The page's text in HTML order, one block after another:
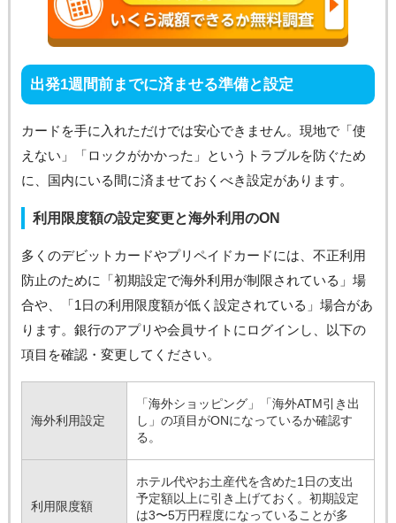
出発1週間前までに済ませる準備と設定
カードを手に入れただけでは安心できません。現地で「使
えない」「ロックがかかった」というトラブルを防ぐため
に、国内にいる間に済ませておくべき設定があります。
利用限度額の設定変更と海外利用のON
多くのデビットカードやプリペイドカードには、不正利用
防止のために「初期設定で海外利用が制限されている」場
合や、「1日の利用限度額が低く設定されている」場合があ
ります。銀行のアプリや会員サイトにログインし、以下の
項目を確認・変更してください。
海外利用設定
「海外ショッピング」「海外ATM引き出
し」の項目がONになっているか確認す
る。
利用限度額
ホテル代やお土産代を含めた1日の支出
予定額以上に引き上げておく。初期設定
は3〜5万円程度になっていることが多